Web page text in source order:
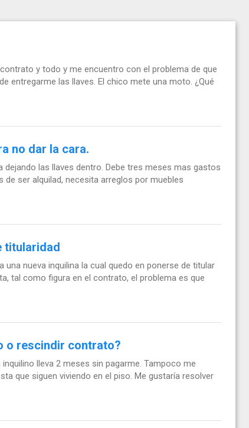
y todo y me encuentro con el problema de que
entregarme las llaves. El chico mete una moto. ¿Qué
no dar la cara.
dejando las llaves dentro. Debe tres meses mas gastos
ser alquilad, necesita arreglos por muebles
titularidad
nueva inquilina la cual quedo en ponerse de titular
tal como figura en el contrato, el problema es que
o rescindir contrato?
lleva 2 meses sin pagarme. Tampoco me
que siguen viviendo en el piso. Me gustaría resolver